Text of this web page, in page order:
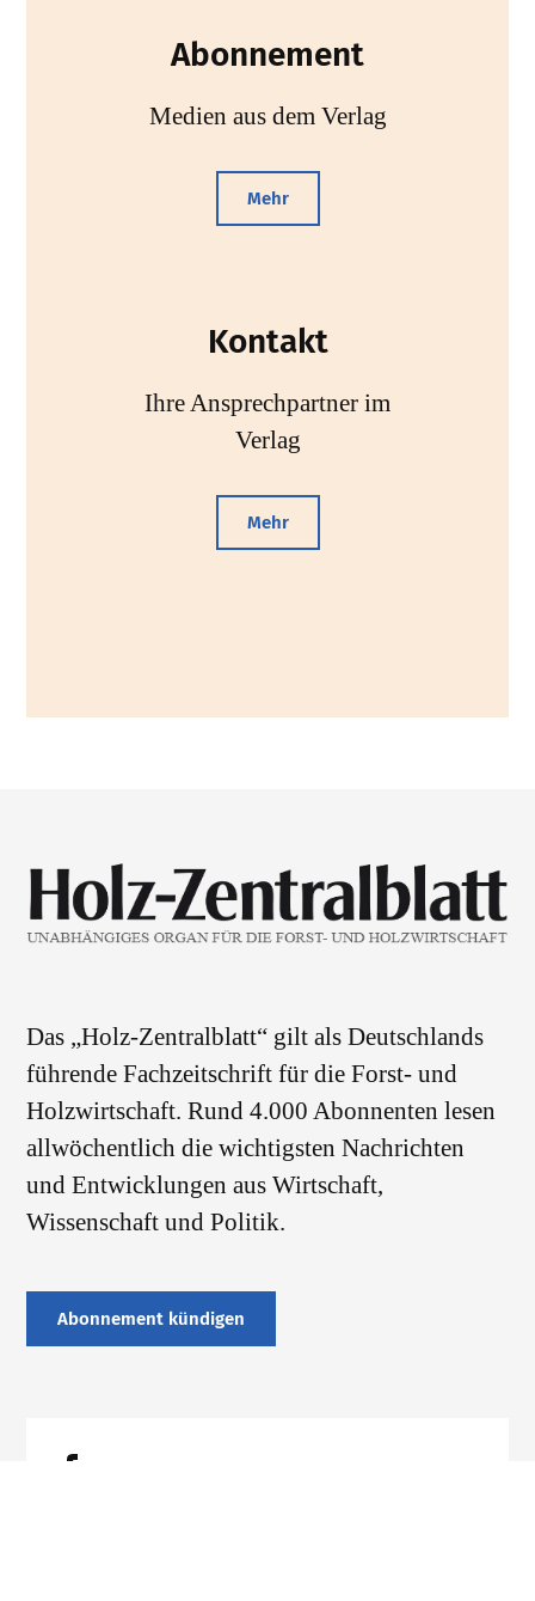
Abonnement
Medien aus dem Verlag
Mehr
Kontakt
Ihre Ansprechpartner im
Verlag
Mehr
Das „Holz-Zentralblatt“ gilt als Deutschlands
führende Fachzeitschrift für die Forst- und
Holzwirtschaft. Rund 4.000 Abonnenten lesen
allwöchentlich die wichtigsten Nachrichten
und Entwicklungen aus Wirtschaft,
Wissenschaft und Politik.
Abonnement kündigen